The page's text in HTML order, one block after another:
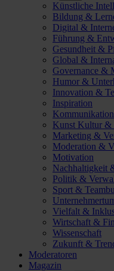
Künstliche
Bildung &
Digital &
Führung &
Gesundheit &
Global &
Governance &
Humor &
Innovation &
Inspiration
Kommunikation
Kunst Kultur &
Marketing &
Moderation &
Motivation
Nachhaltigkeit
Politik &
Sport &
Vielfalt &
Wirtschaft &
Wissenschaft
Zukunft &
Moderatoren
Magazin